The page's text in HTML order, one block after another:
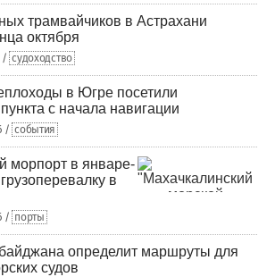
трамвайчиков в Астрахани
октября
/ судоходство
в Югре посетили
с начала навигации
/ события
морпорт в январе-
в
/ порты
определит маршруты для
судов